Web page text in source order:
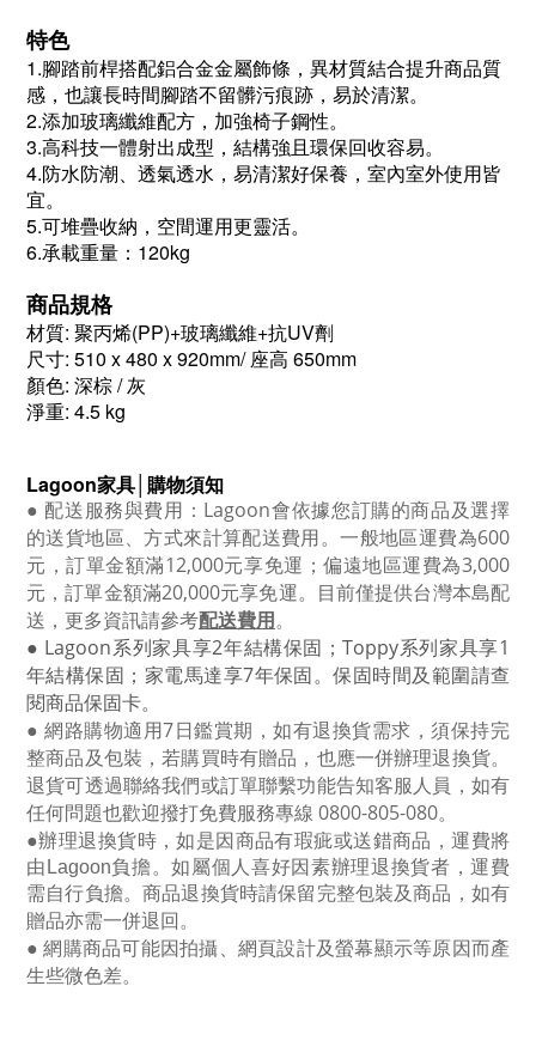
特色
1.腳踏前桿搭配鋁合金金屬飾條，異材質結合提升商品質
感，也讓長時間腳踏不留髒污痕跡，易於清潔。
2.添加玻璃纖維配方，加強椅子鋼性。
3.高科技一體射出成型，結構強且環保回收容易。
4.防水防潮、透氣透水，易清潔好保養，室內室外使用皆
宜。
5.可堆疊收納，空間運用更靈活。
6.承載重量：120kg
商品規格
材質: 聚丙烯(PP)+玻璃纖維+抗UV劑
尺寸: 510 x 480 x 920mm/ 座高 650mm
顏色: 深棕 / 灰
淨重: 4.5 kg
Lagoon家具│購物須知
● 配送服務與費用： Lagoon會依據您訂購的商品及選擇
的送貨地區、方式來計算配送費用。一般地區運費為600
元，訂單金額滿12,000元享免運；偏遠地區運費為3,000
元，訂單金額滿20,000元享免運。目前僅提供台灣本島配
送，更多資訊請參考配送費用。
● Lagoon系列家具享2年結構保固；Toppy系列家具享1
年結構保固；家電馬達享7年保固。保固時間及範圍請查
閱商品保固卡。
● 網路購物適用7日鑑賞期，如有退換貨需求，須保持完
整商品及包裝，若購買時有贈品，也應一併辦理退換貨。
退貨可透過聯絡我們或訂單聯繫功能告知客服人員，如有
任何問題也歡迎撥打免費服務專線 0800-805-080。
●辦理退換貨時，如是因商品有瑕疵或送錯商品，運費將
由Lagoon負擔。如屬個人喜好因素辦理退換貨者，運費
需自行負擔。商品退換貨時請保留完整包裝及商品，如有
贈品亦需一併退回。
● 網購商品可能因拍攝、網頁設計及螢幕顯示等原因而產
生些微色差。